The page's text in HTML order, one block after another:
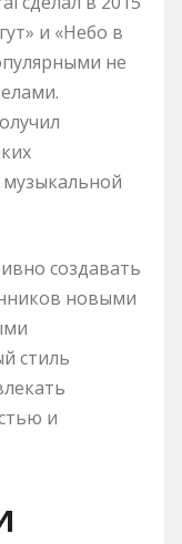
и «Небо в
не
музыкальной
создавать
новыми
стиль
и